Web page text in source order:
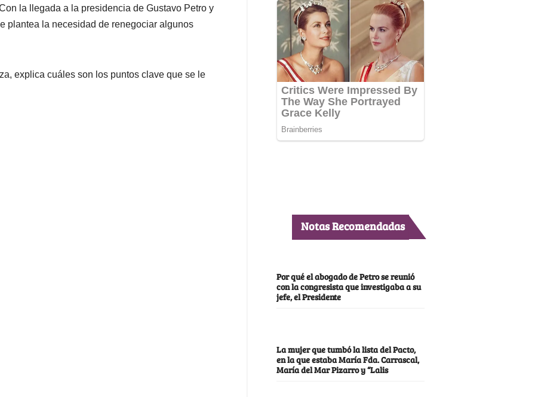
la llegada a la presidencia de Gustavo Petro y
plantea la necesidad de renegociar algunos
explica cuáles son los puntos clave que se le
Notas Recomendadas
Por qué el abogado de Petro se reunió
con la congresista que investigaba a su
jefe, el Presidente
La mujer que tumbó la lista del Pacto,
en la que estaba María Fda. Carrascal,
María del Mar Pizarro y “Lalis